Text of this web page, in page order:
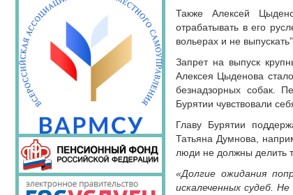
Также Алексей
отрабатывать в его
вольерах и не выпускать”.
Запрет на выпуск
Алексея Цыденова
безнадзорных собак.
Бурятии чувствовали
Главу Бурятии
Татьяна Думнова,
люди не должны делить
«Долгие ожидания
искалеченных судеб.